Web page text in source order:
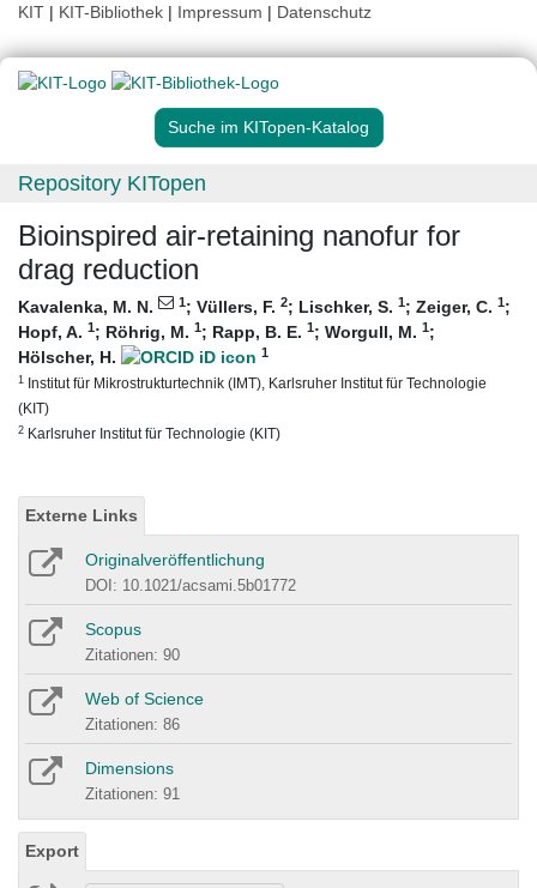
KIT | KIT-Bibliothek | Impressum | Datenschutz
Suche im KITopen-Katalog
Repository KITopen
Bioinspired air-retaining nanofur for
drag reduction
Kavalenka, M. N. 1; Vüllers, F. 2; Lischker, S. 1; Zeiger, C. 1;
Hopf, A. 1; Röhrig, M. 1; Rapp, B. E. 1; Worgull, M. 1;
Hölscher, H.
1
1 Institut für Mikrostrukturtechnik (IMT), Karlsruher Institut für Technologie
(KIT)
2 Karlsruher Institut für Technologie (KIT)
Externe Links
Originalveröffentlichung
DOI: 10.1021/acsami.5b01772
Scopus
Zitationen: 90
Web of Science
Zitationen: 86
Dimensions
Zitationen: 91
Export